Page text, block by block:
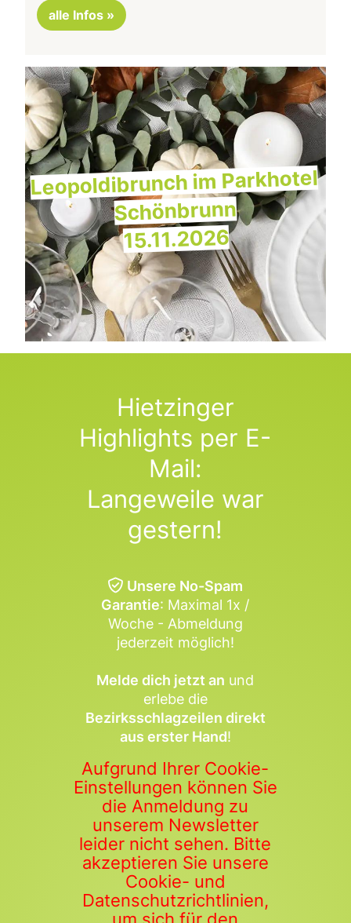
alle Infos »
Leopoldibrunch im Parkhotel
Schönbrunn
15.11.2026
Hietzinger
Highlights per E-
Mail:
Langeweile war
gestern!
Unsere No-Spam
Garantie: Maximal 1x /
Woche - Abmeldung
jederzeit möglich!
Melde dich jetzt an und
erlebe die
Bezirksschlagzeilen direkt
aus erster Hand!
Aufgrund Ihrer Cookie-
Einstellungen können Sie
die Anmeldung zu
unserem Newsletter
leider nicht sehen. Bitte
akzeptieren Sie unsere
Cookie- und
Datenschutzrichtlinien,